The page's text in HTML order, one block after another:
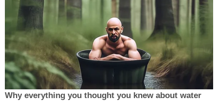
Why everything you thought you knew about water